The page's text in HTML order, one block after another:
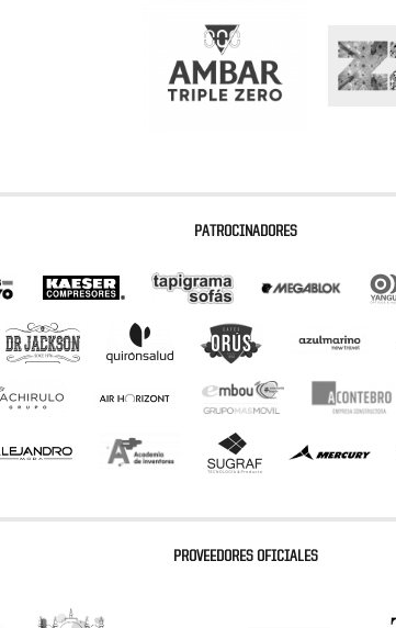
PATROCINADORES
PROVEEDORES OFICIALES